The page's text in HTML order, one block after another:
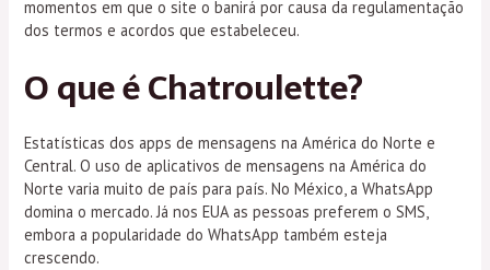
momentos em que o site o banirá por causa da regulamentação
dos termos e acordos que estabeleceu.
O que é Chatroulette?
Estatísticas dos apps de mensagens na América do Norte e
Central. O uso de aplicativos de mensagens na América do
Norte varia muito de país para país. No México, a WhatsApp
domina o mercado. Já nos EUA as pessoas preferem o SMS,
embora a popularidade do WhatsApp também esteja
crescendo.